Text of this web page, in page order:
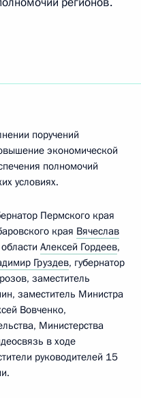
поручений
экономической
полномочий
условиях.
Пермского края
края Вячеслав
Алексей Гордеев,
Груздев, губернатор
заместитель
заместитель Министра
Вовченко,
Министерства
в ходе
руководителей 15